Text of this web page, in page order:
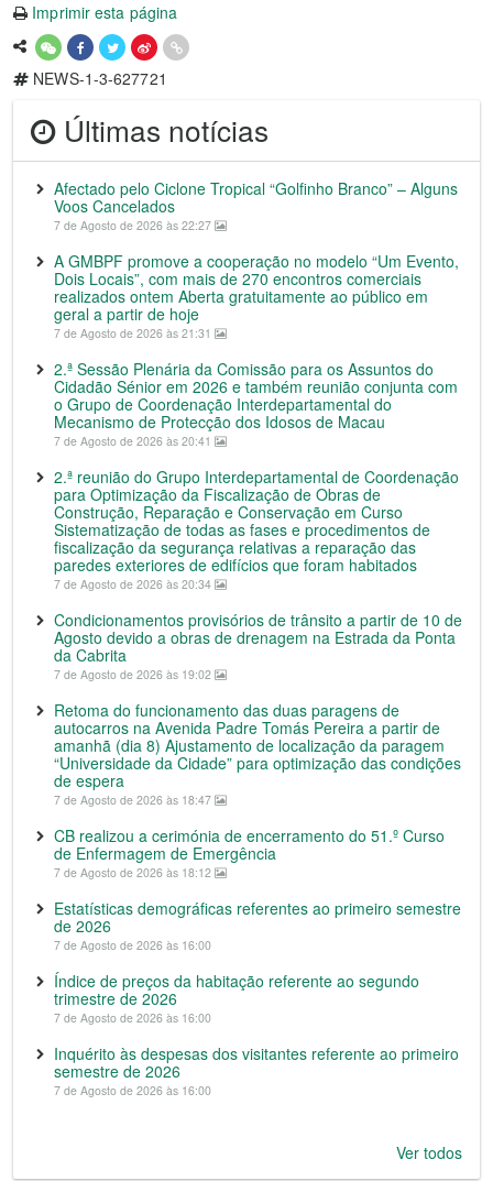
Imprimir esta página
NEWS-1-3-627721
Últimas notícias
Afectado pelo Ciclone Tropical “Golfinho Branco” – Alguns
Voos Cancelados
7 de Agosto de 2026 às 22:27
A GMBPF promove a cooperação no modelo “Um Evento,
Dois Locais”, com mais de 270 encontros comerciais
realizados ontem Aberta gratuitamente ao público em
geral a partir de hoje
7 de Agosto de 2026 às 21:31
2.ª Sessão Plenária da Comissão para os Assuntos do
Cidadão Sénior em 2026 e também reunião conjunta com
o Grupo de Coordenação Interdepartamental do
Mecanismo de Protecção dos Idosos de Macau
7 de Agosto de 2026 às 20:41
2.ª reunião do Grupo Interdepartamental de Coordenação
para Optimização da Fiscalização de Obras de
Construção, Reparação e Conservação em Curso
Sistematização de todas as fases e procedimentos de
fiscalização da segurança relativas a reparação das
paredes exteriores de edifícios que foram habitados
7 de Agosto de 2026 às 20:34
Condicionamentos provisórios de trânsito a partir de 10 de
Agosto devido a obras de drenagem na Estrada da Ponta
da Cabrita
7 de Agosto de 2026 às 19:02
Retoma do funcionamento das duas paragens de
autocarros na Avenida Padre Tomás Pereira a partir de
amanhã (dia 8) Ajustamento de localização da paragem
“Universidade da Cidade” para optimização das condições
de espera
7 de Agosto de 2026 às 18:47
CB realizou a cerimónia de encerramento do 51.º Curso
de Enfermagem de Emergência
7 de Agosto de 2026 às 18:12
Estatísticas demográficas referentes ao primeiro semestre
de 2026
7 de Agosto de 2026 às 16:00
Índice de preços da habitação referente ao segundo
trimestre de 2026
7 de Agosto de 2026 às 16:00
Inquérito às despesas dos visitantes referente ao primeiro
semestre de 2026
7 de Agosto de 2026 às 16:00
Ver todos